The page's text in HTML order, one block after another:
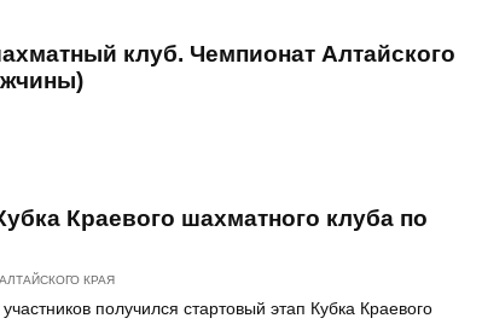
клуб. Чемпионат Алтайского
Краевого шахматного клуба по
КРАЯ
получился стартовый этап Кубка Краевого